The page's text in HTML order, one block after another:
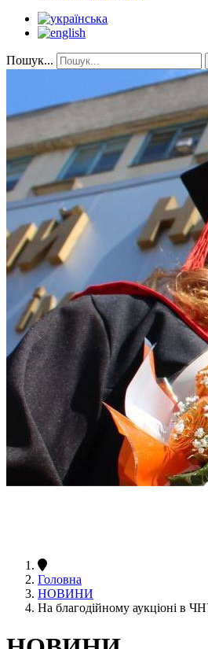
Пошук...
Головна
НОВИНИ
На благодійному аукціоні в